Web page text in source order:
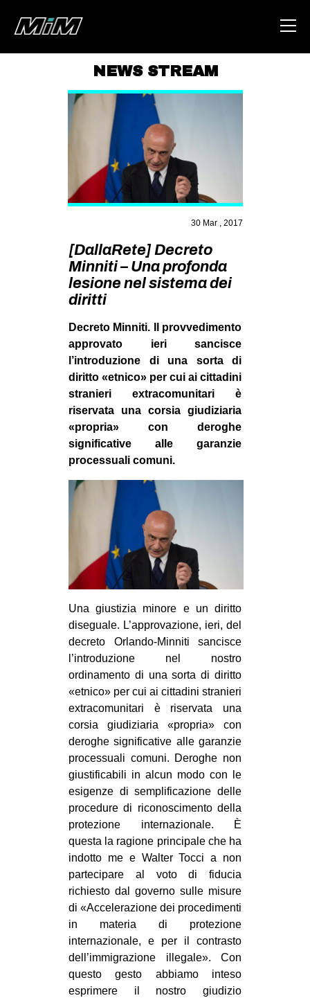
ABOUT
AREA
DEGENERAZIONE
GAZA FREESTYLE
CSOA LAMBRETTA
MSM
STUDENTI TSUNAMI
ZAM
MOBILITAZIONI
SPAZI
SPORT POPOLARE
MOVIMENTI
AMBIENTE
ANTIFASCISMO
DIRITTO ALL’ABITARE
GENERI
MIGRAZIONI
PRECARIATO
REPRESSIONE
STUDENTI
CULTURE
ARTE
CINEMA
MANIFESTI
MUSICA
RECENSIONI
INTERNAZIONALE
AFRICA
AMERICHE
ESTREMO ORIENTE
EUROPA
MEDIO ORIENTE
MONDO
EVENTI
in
NEWS STREAM
30 Mar , 2017
[DallaRete] Decreto
Minniti – Una profonda
lesione nel sistema dei
diritti
Decreto Minniti. Il provvedimento
approvato ieri sancisce
l’introduzione di una sorta di
diritto «etnico» per cui ai cittadini
stranieri extracomunitari è
riservata una corsia giudiziaria
«propria» con deroghe
significative alle garanzie
processuali comuni.
Una giustizia minore e un diritto
diseguale. L’approvazione, ieri, del
decreto Orlando-Minniti sancisce
l’introduzione nel nostro
ordinamento di una sorta di diritto
«etnico» per cui ai cittadini stranieri
extracomunitari è riservata una
corsia giudiziaria «propria» con
deroghe significative alle garanzie
processuali comuni. Deroghe non
giustificabili in alcun modo con le
esigenze di semplificazione delle
procedure di riconoscimento della
protezione internazionale. È
questa la ragione principale che ha
indotto me e Walter Tocci a non
partecipare al voto di fiducia
richiesto dal governo sulle misure
di «Accelerazione dei procedimenti
in materia di protezione
internazionale, e per il contrasto
dell’immigrazione illegale». Con
questo gesto abbiamo inteso
esprimere il nostro giudizio